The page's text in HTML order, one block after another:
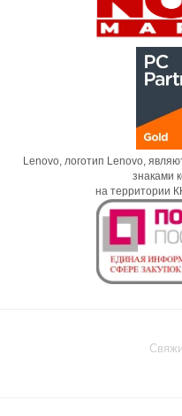
Lenovo, логотип Lenovo,
знаками
на территории